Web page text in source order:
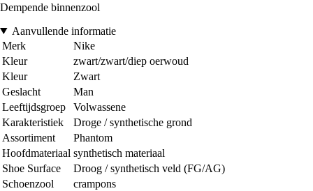
Dempende binnenzool
Aanvullende informatie
Merk
Nike
Kleur
zwart/zwart/diep oerwoud
Kleur
Zwart
Geslacht
Man
Leeftijdsgroep
Volwassene
Karakteristiek
Droge / synthetische grond
Assortiment
Phantom
Hoofdmateriaal synthetisch materiaal
Shoe Surface
Droog / synthetisch veld (FG/AG)
Schoenzool
crampons